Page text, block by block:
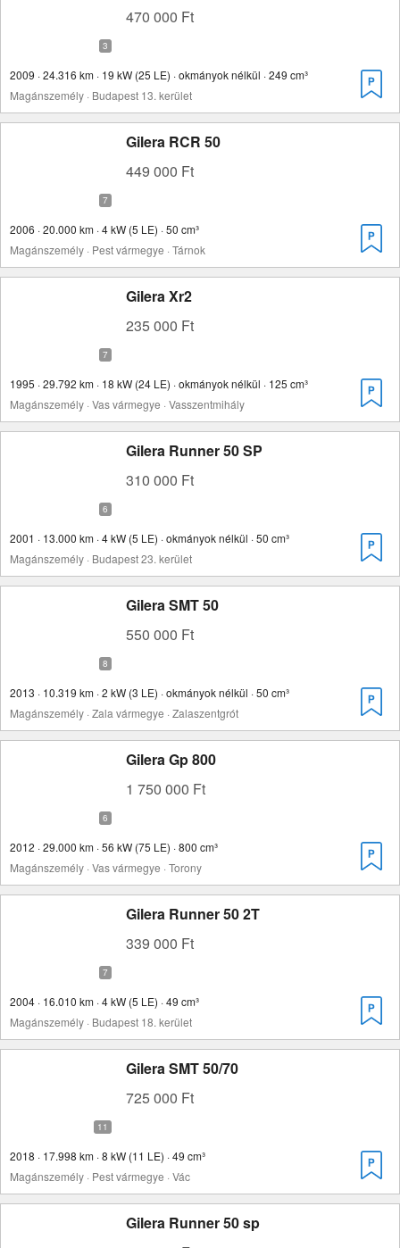
470 000 Ft
2009 · 24.316 km · 19 kW (25 LE) · okmányok nélkül · 249 cm³
Magánszemély · Budapest 13. kerület
Gilera RCR 50
449 000 Ft
2006 · 20.000 km · 4 kW (5 LE) · 50 cm³
Magánszemély · Pest vármegye · Tárnok
Gilera Xr2
235 000 Ft
1995 · 29.792 km · 18 kW (24 LE) · okmányok nélkül · 125 cm³
Magánszemély · Vas vármegye · Vasszentmihály
Gilera Runner 50 SP
310 000 Ft
2001 · 13.000 km · 4 kW (5 LE) · okmányok nélkül · 50 cm³
Magánszemély · Budapest 23. kerület
Gilera SMT 50
550 000 Ft
2013 · 10.319 km · 2 kW (3 LE) · okmányok nélkül · 50 cm³
Magánszemély · Zala vármegye · Zalaszentgrót
Gilera Gp 800
1 750 000 Ft
2012 · 29.000 km · 56 kW (75 LE) · 800 cm³
Magánszemély · Vas vármegye · Torony
Gilera Runner 50 2T
339 000 Ft
2004 · 16.010 km · 4 kW (5 LE) · 49 cm³
Magánszemély · Budapest 18. kerület
Gilera SMT 50/70
725 000 Ft
2018 · 17.998 km · 8 kW (11 LE) · 49 cm³
Magánszemély · Pest vármegye · Vác
Gilera Runner 50 sp